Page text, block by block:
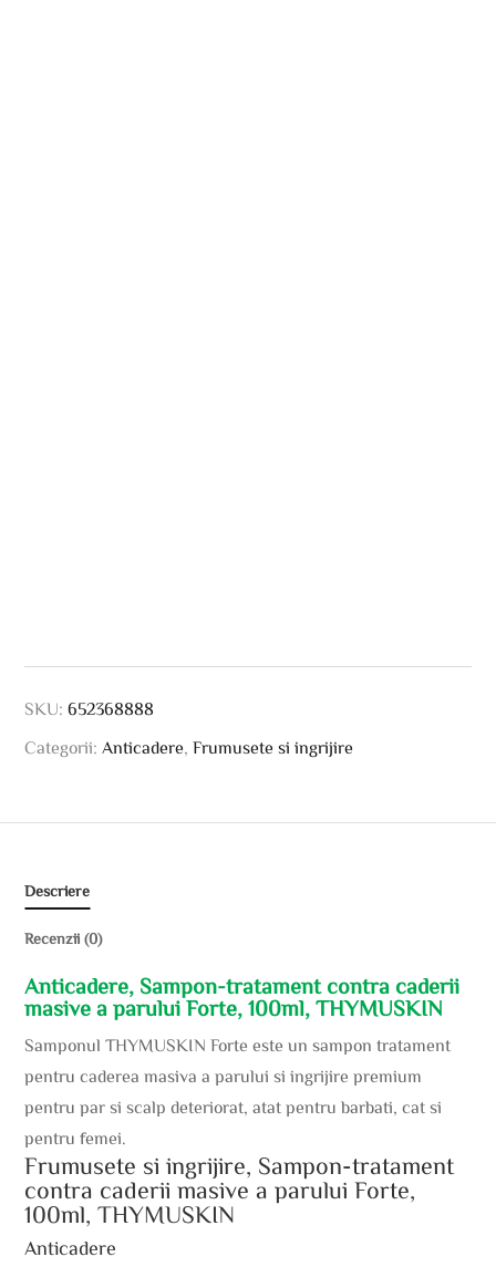
SKU:652368888
Categorii: Anticadere,Frumusete si ingrijire
Descriere
Recenzii (0)
Anticadere, Sampon-tratament contra caderii
masive a parului Forte, 100ml, THYMUSKIN
Samponul THYMUSKIN Forte este un sampon tratament
pentru caderea masiva a parului si ingrijire premium
pentru par si scalp deteriorat, atat pentru barbati, cat si
pentru femei.
Frumusete si ingrijire, Sampon-tratament
contra caderii masive a parului Forte,
100ml, THYMUSKIN
Anticadere